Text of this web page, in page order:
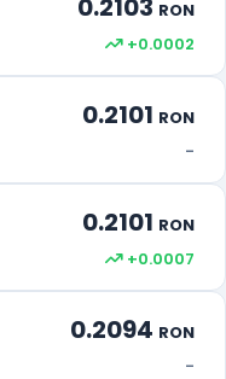
0.2103 RON
+0.0002
0.2101 RON
-
0.2101 RON
+0.0007
0.2094 RON
-